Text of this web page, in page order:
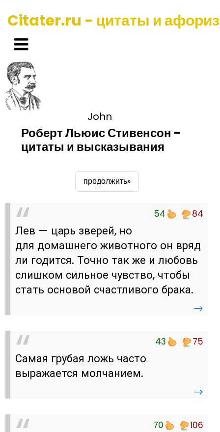
Citater.ru - цитаты и
John
Роберт Льюис Стивенсон -
цитаты и высказывания
продолжить»
54 84
Лев — царь зверей, но
для домашнего животного он вряд
ли годится. Точно так же и любовь
слишком сильное чувство, чтобы
стать основой счастливого брака.
→
43 75
Самая грубая ложь часто
выражается молчанием.
→
70 106